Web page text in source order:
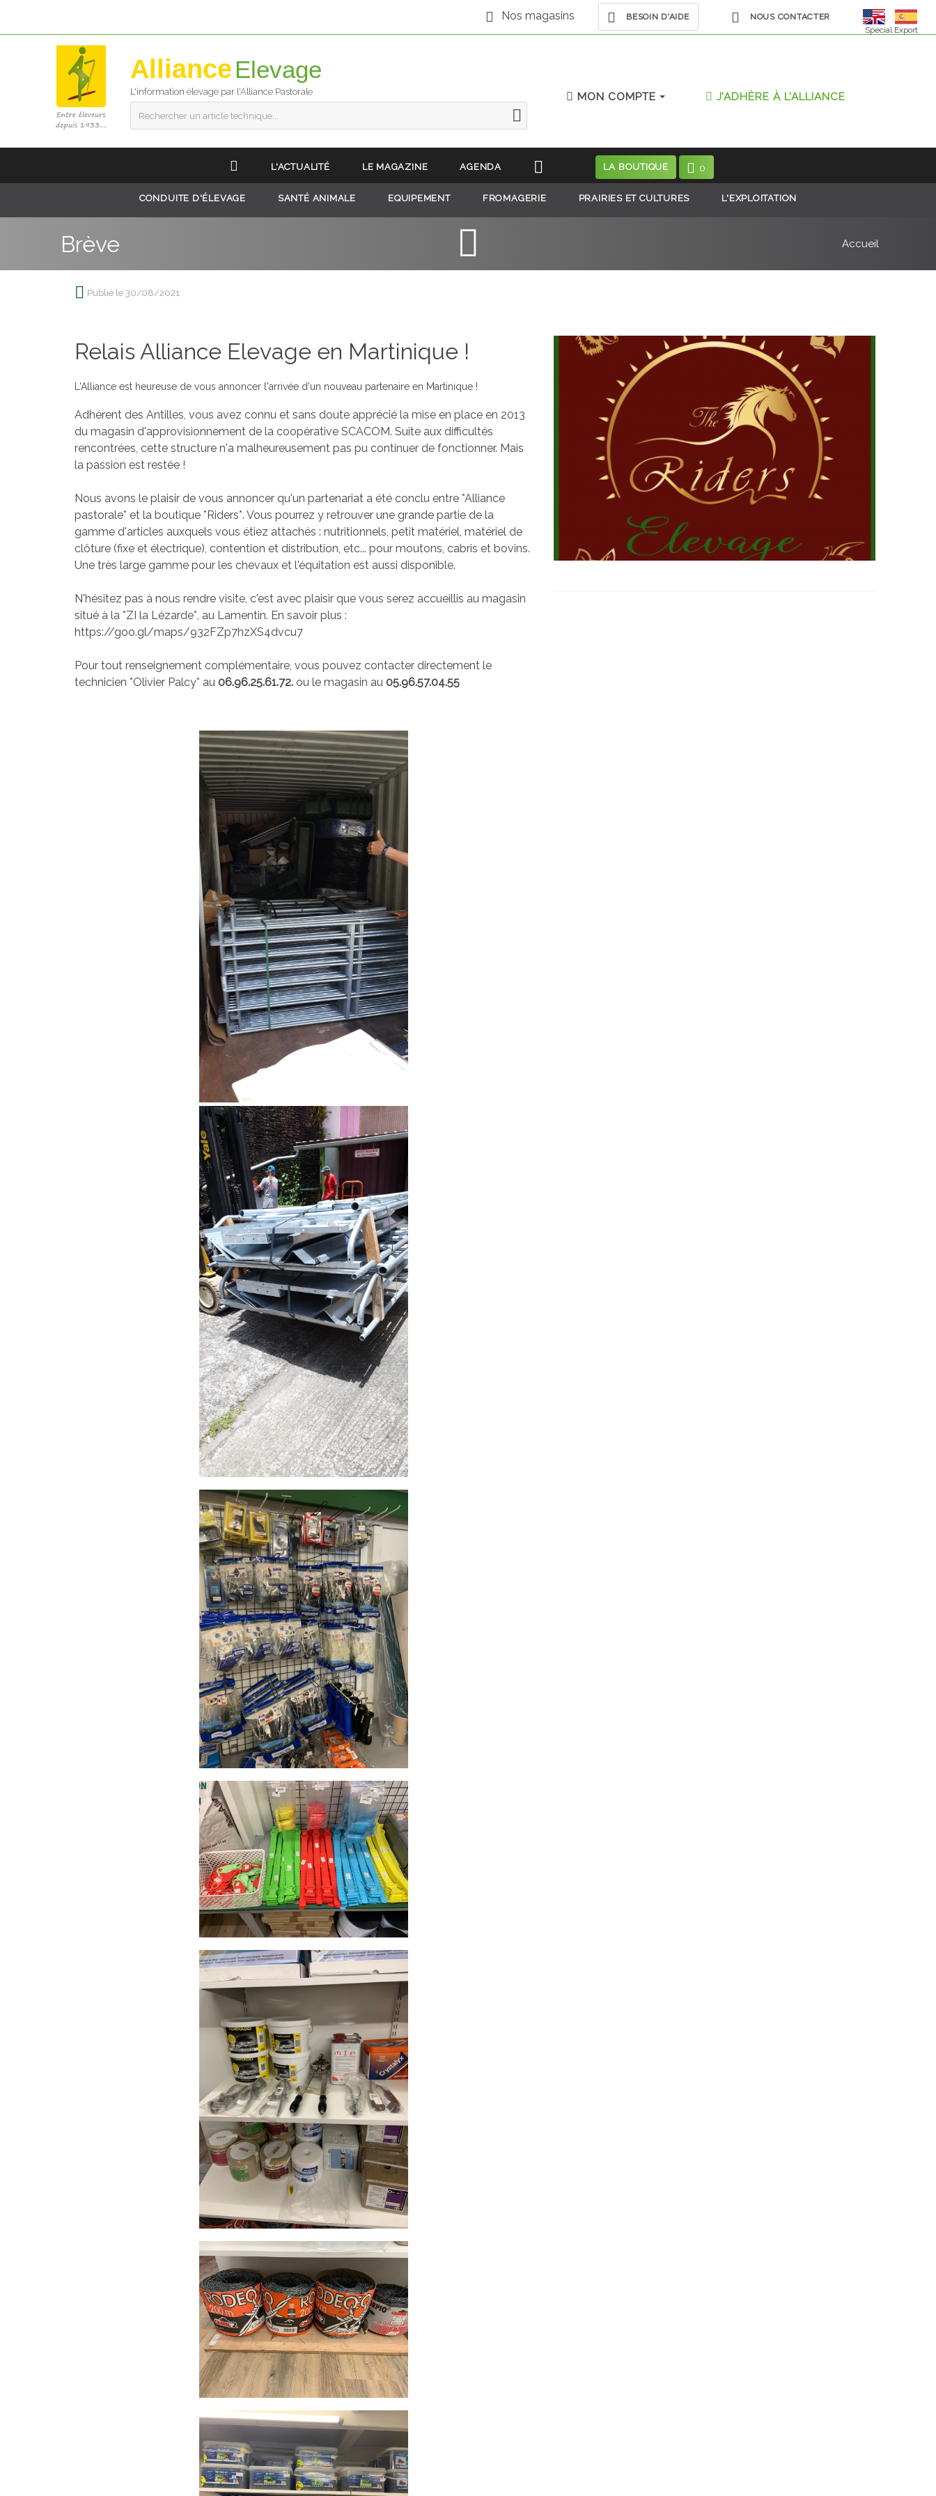
Nos magasins BESOIN D'AIDE
NOUS CONTACTER
Special Export
Alliance
L'information élevage par l'Alliance Pastorale
Rechercher un article technique...
MON COMPTE J'ADHÈRE À L'ALLIANCE
L'ACTUALITÉ LE MAGAZINE AGENDA LA BOUTIQUE 0
CONDUITE D'ÉLEVAGE SANTÉ ANIMALE EQUIPEMENT FROMAGERIE PRAIRIES ET CULTURES L'EXPLOITATION
Brève Accueil
Publié le 30/08/2021
Relais Alliance Elevage en Martinique !
L'Alliance est heureuse de vous annoncer l'arrivée d'un nouveau partenaire en Martinique !
Adhérent des Antilles, vous avez connu et sans doute apprécié la mise en place en 2013
du magasin d'approvisionnement de la coopérative SCACOM. Suite aux difficultés
rencontrées, cette structure n'a malheureusement pas pu continuer de fonctionner. Mais
la passion est restée !
Nous avons le plaisir de vous annoncer qu'un partenariat a été conclu entre *Alliance
pastorale* et la boutique *Riders*. Vous pourrez y retrouver une grande partie de la
gamme d'articles auxquels vous étiez attachés : nutritionnels, petit matériel, matériel de
clôture (fixe et électrique), contention et distribution, etc... pour moutons, cabris et bovins.
Une très large gamme pour les chevaux et l'équitation est aussi disponible.
N'hésitez pas à nous rendre visite, c'est avec plaisir que vous serez accueillis au magasin
situé à la *ZI la Lézarde*, au Lamentin. En savoir plus :
https://goo.gl/maps/932FZp7hzXS4dvcu7
Pour tout renseignement complémentaire, vous pouvez contacter directement le
technicien *Olivier Palcy* au 06.96.25.61.72. ou le magasin au 05.96.57.04.55